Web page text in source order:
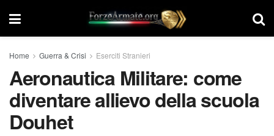
Home Guerra & Crisi Eserciti Stranieri
Aeronautica Militare: come
diventare allievo della scuola
Douhet